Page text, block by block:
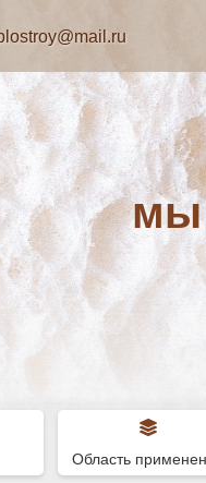
мы
Область